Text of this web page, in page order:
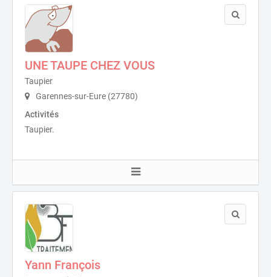
UNE TAUPE CHEZ VOUS
Taupier
Garennes-sur-Eure (27780)
Activités
Taupier.
Yann François